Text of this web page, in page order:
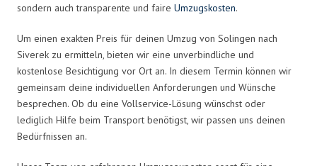
sondern auch transparente und faire Umzugskosten.
Um einen exakten Preis für deinen Umzug von Solingen nach
Siverek zu ermitteln, bieten wir eine unverbindliche und
kostenlose Besichtigung vor Ort an. In diesem Termin können wir
gemeinsam deine individuellen Anforderungen und Wünsche
besprechen. Ob du eine Vollservice-Lösung wünschst oder
lediglich Hilfe beim Transport benötigst, wir passen uns deinen
Bedürfnissen an.